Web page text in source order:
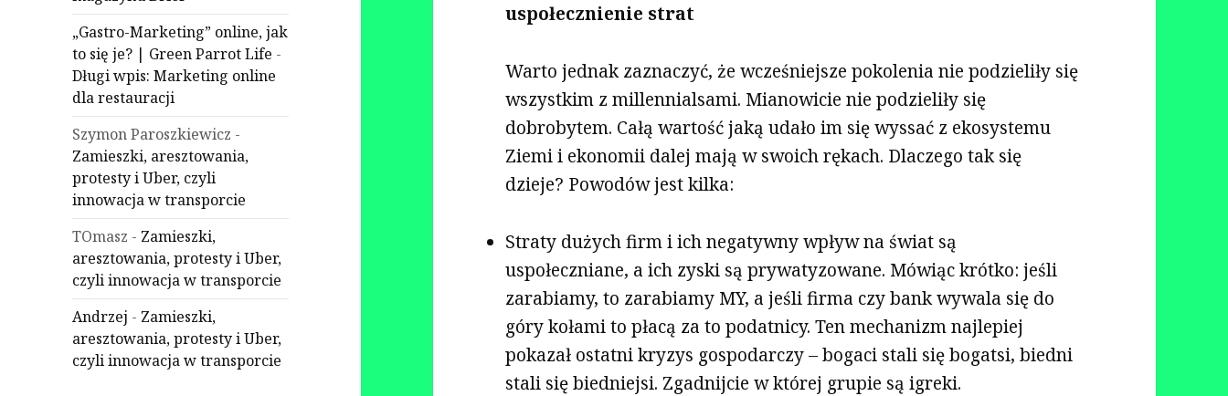
„Gastro-Marketing” online, jak
to się je? | Green Parrot Life -
Długi wpis: Marketing online
dla restauracji
Szymon Paroszkiewicz -
Zamieszki, aresztowania,
protesty i Uber, czyli
innowacja w transporcie
TOmasz - Zamieszki,
aresztowania, protesty i Uber,
czyli innowacja w transporcie
Andrzej - Zamieszki,
aresztowania, protesty i Uber,
czyli innowacja w transporcie
uspołecznienie strat
Warto jednak zaznaczyć, że wcześniejsze pokolenia nie podzieliły się
wszystkim z millennialsami. Mianowicie nie podzieliły się
dobrobytem. Całą wartość jaką udało im się wyssać z ekosystemu
Ziemi i ekonomii dalej mają w swoich rękach. Dlaczego tak się
dzieje? Powodów jest kilka:
Straty dużych firm i ich negatywny wpływ na świat są
uspołeczniane, a ich zyski są prywatyzowane. Mówiąc krótko: jeśli
zarabiamy, to zarabiamy MY, a jeśli firma czy bank wywala się do
góry kołami to płacą za to podatnicy. Ten mechanizm najlepiej
pokazał ostatni kryzys gospodarczy – bogaci stali się bogatsi, biedni
stali się biedniejsi. Zgadnijcie w której grupie są igreki.